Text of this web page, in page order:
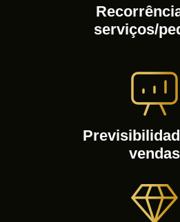
serviços/
vendas